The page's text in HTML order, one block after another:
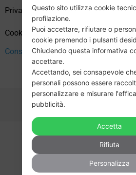
Privacy Policy
Cookie Policy (UE)
Consenso
Copyright © 2026 Vendita Vinili Usati
Questo sito utilizza cookie
profilazione.
Puoi accettare, rifiutare o
cookie premendo i pulsanti
Chiudendo questa informativa
accettare.
Accettando, sei consapevole
personali possono essere
personalizzare e misurare
pubblicità.
Accetta
Rifiuta
Personalizza
Dal 29 luglio al 31
pausa estiva. Gli
saranno
Torniamo il 1
nuovi arrivi.